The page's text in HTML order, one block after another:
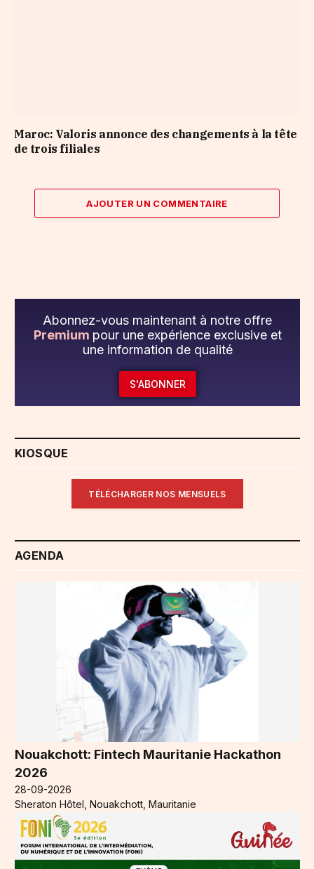
Maroc: Valoris annonce des changements à la tête
de trois filiales
AJOUTER UN COMMENTAIRE
Abonnez-vous maintenant à notre offre
Premium pour une expérience exclusive et
une information de qualité
S'ABONNER
KIOSQUE
TÉLÉCHARGER NOS MENSUELS
AGENDA
Nouakchott: Fintech Mauritanie Hackathon
2026
28-09-2026
Sheraton Hôtel, Nouakchott, Mauritanie